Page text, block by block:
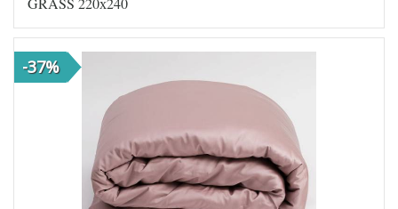
Ткань
Сатин
Размер
240х220
Производитель
Grass
(Австрия)
-37%